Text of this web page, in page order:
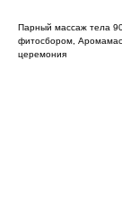
Парный массаж тела
фитосбором,
церемония